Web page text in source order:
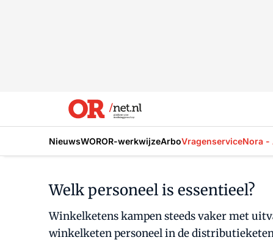
NieuwsWOROR-werkwijzeArboVragenserviceNora -
Welk personeel is essentieel?
Winkelketens kampen steeds vaker met
winkelketen personeel in de